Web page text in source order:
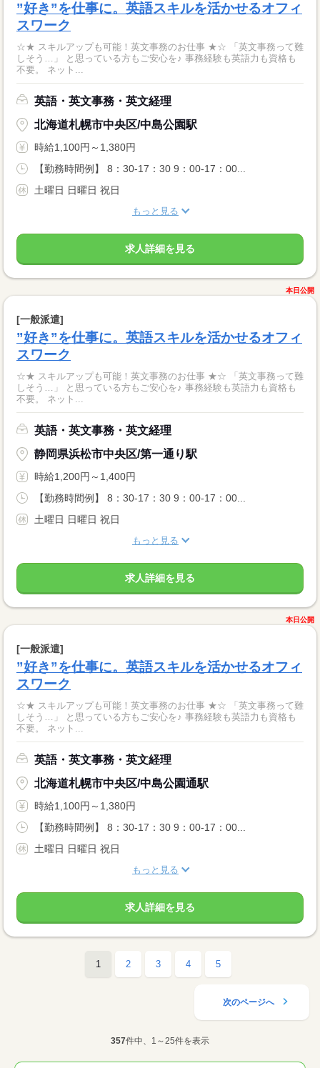
”好き”を仕事に。英語スキルを活かせるオフィ
スワーク
☆★ スキルアップも可能！英文事務のお仕事 ★☆ 「英文事務って難
しそう…」 と思っている方もご安心を♪ 事務経験も英語力も資格も
不要。 ネット...
英語・英文事務・英文経理
北海道札幌市中央区/中島公園駅
時給1,100円～1,380円
【勤務時間例】 8：30-17：30 9：00-17：00...
土曜日 日曜日 祝日
もっと見る
求人詳細を見る
本日公開
[一般派遣]
”好き”を仕事に。英語スキルを活かせるオフィ
スワーク
☆★ スキルアップも可能！英文事務のお仕事 ★☆ 「英文事務って難
しそう…」 と思っている方もご安心を♪ 事務経験も英語力も資格も
不要。 ネット...
英語・英文事務・英文経理
静岡県浜松市中央区/第一通り駅
時給1,200円～1,400円
【勤務時間例】 8：30-17：30 9：00-17：00...
土曜日 日曜日 祝日
もっと見る
求人詳細を見る
本日公開
[一般派遣]
”好き”を仕事に。英語スキルを活かせるオフィ
スワーク
☆★ スキルアップも可能！英文事務のお仕事 ★☆ 「英文事務って難
しそう…」 と思っている方もご安心を♪ 事務経験も英語力も資格も
不要。 ネット...
英語・英文事務・英文経理
北海道札幌市中央区/中島公園通駅
時給1,100円～1,380円
【勤務時間例】 8：30-17：30 9：00-17：00...
土曜日 日曜日 祝日
もっと見る
求人詳細を見る
1 2 3 4 5
次のページへ
357件中、1～25件を表示